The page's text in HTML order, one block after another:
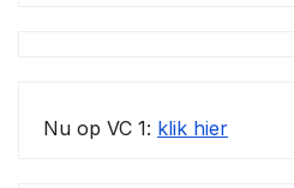
Nu op VC 1: klik hier